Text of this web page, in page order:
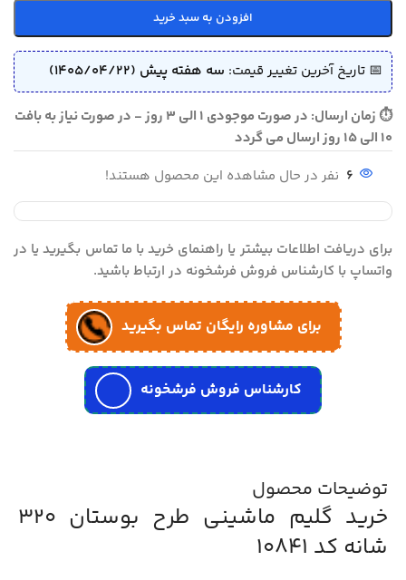
افزودن به سبد خرید
📅 تاریخ آخرین تغییر قیمت: سه هفته پیش (1405/04/22)
⏱ زمان ارسال: در صورت موجودی 1 الی 3 روز - در صورت نیاز به بافت
10 الی 15 روز ارسال می گردد
6 نفر در حال مشاهده این محصول هستند!
برای دریافت اطلاعات بیشتر یا راهنمای خرید با ما تماس بگیرید یا در
واتساپ با کارشناس فروش فرشخونه در ارتباط باشید.
برای مشاوره رایگان تماس بگیرید
کارشناس فروش فرشخونه
توضیحات محصول
خرید گلیم ماشینی طرح بوستان 320
شانه کد 10841